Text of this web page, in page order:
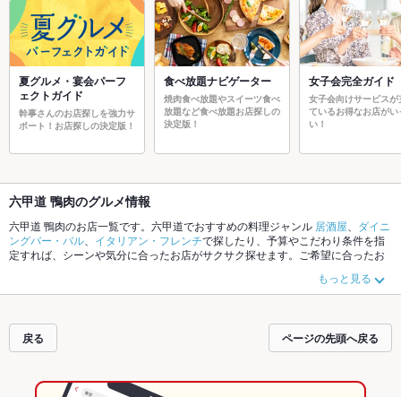
夏グルメ・宴会パーフ
ェクトガイド
幹事さんのお店探しを強力サ
ポート！お店探しの決定版！
食べ放題ナビゲーター
焼肉食べ放題やスイーツ食べ
放題など食べ放題お店探しの
決定版！
女子会完全ガイド
女子会向けサービスが
ているお得なお店がい
い！
六甲道 鴨肉のグルメ情報
六甲道 鴨肉のお店一覧です。六甲道でおすすめの料理ジャンル 居酒屋
ダイニ
ングバー・バル
イタリアン・フレンチで探したり、予算やこだわり条件を指
定すれば、シーンや気分に合ったお店がサクサク探せます。ご希望に合ったお
ックしてみてください。ホットペッパーグルメなら、お得なクーポンはもちろ
ん、こだわりメニューからあげ、お茶漬け、炉ばた焼き・炙り焼きや季節のお
単便利なネット予約が使えるお店も拡大中です。友達どうしの飲み会にも、会
社の宴会にも、デートやパーティーにもお得に便利にホットペッパーグルメを
ご利用ください。
もっと見る
戻る ページの先頭へ戻る